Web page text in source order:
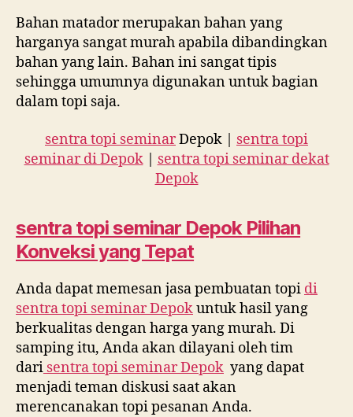
Bahan matador merupakan bahan yang
harganya sangat murah apabila dibandingkan
bahan yang lain. Bahan ini sangat tipis
sehingga umumnya digunakan untuk bagian
dalam topi saja.
sentra topi seminarDepok | sentra topi
seminar di Depok| sentra topi seminar dekat
Depok
sentra topi seminar Depok Pilihan
Konveksi yang Tepat
Anda dapat memesan jasa pembuatan topi di
sentra topi seminar Depokuntuk hasil yang
berkualitas dengan harga yang murah. Di
samping itu, Anda akan dilayani oleh tim
dari sentra topi seminar Depok yang dapat
menjadi teman diskusi saat akan
merencanakan topi pesanan Anda.